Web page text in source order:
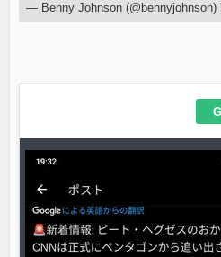
— Benny Johnson (@bennyjohnson)